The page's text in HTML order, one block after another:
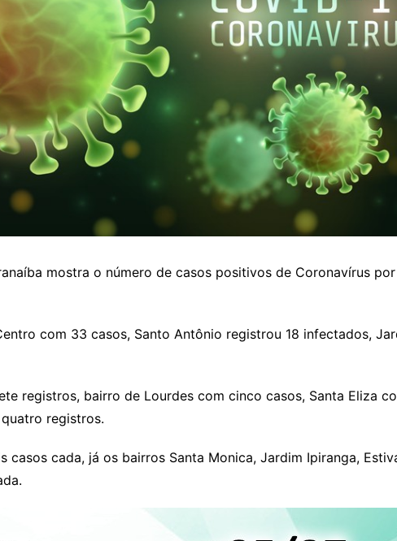
mostra o número de casos positivos de Coronavírus
com 33 casos, Santo Antônio registrou 18 infectados,
registros, bairro de Lourdes com cinco casos, Santa Eliza
registros.
cada, já os bairros Santa Monica, Jardim Ipiranga,